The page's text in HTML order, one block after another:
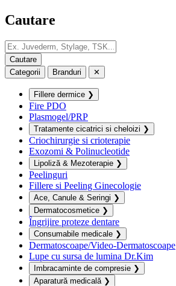
Cautare
Categorii Branduri ✕
Fillere dermice ❯
Fire PDO
Plasmogel/PRP
Tratamente cicatrici si cheloizi ❯
Criochirurgie si crioterapie
Exozomi & Polinucleotide
Lipoliză & Mezoterapie ❯
Peelinguri
Fillere si Peeling Ginecologie
Ace, Canule & Seringi ❯
Dermatocosmetice ❯
Îngrijire proteze dentare
Consumabile medicale ❯
Dermatoscoape/Video-Dermatoscoape
Lupe cu sursa de lumina Dr.Kim
Imbracaminte de compresie ❯
Aparatură medicală ❯